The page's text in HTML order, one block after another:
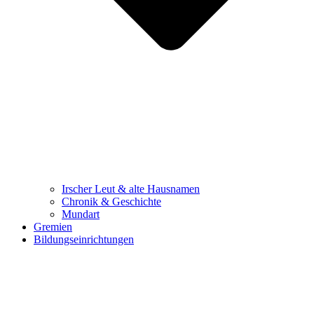
Irscher Leut & alte Hausnamen
Chronik & Geschichte
Mundart
Gremien
Bildungseinrichtungen